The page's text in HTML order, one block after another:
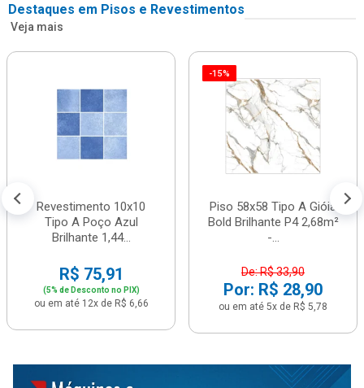
Destaques em Pisos e Revestimentos
Veja mais
Revestimento 10x10
Tipo A Poço Azul
Brilhante 1,44...
R$ 75,91
(5% de Desconto no PIX)
ou em até 12x de R$ 6,66
-15%
Piso 58x58 Tipo A Gióia
Bold Brilhante P4 2,68m²
-...
De: R$ 33,90
Por: R$ 28,90
ou em até 5x de R$ 5,78